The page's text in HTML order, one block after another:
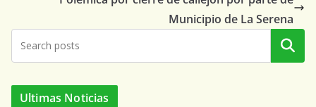
Municipio de La Serena
Buscar
Ultimas Noticias